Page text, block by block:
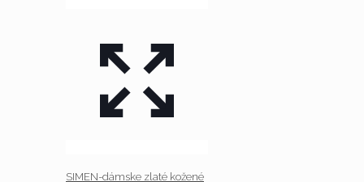
SIMEN-dámske zlaté kožené